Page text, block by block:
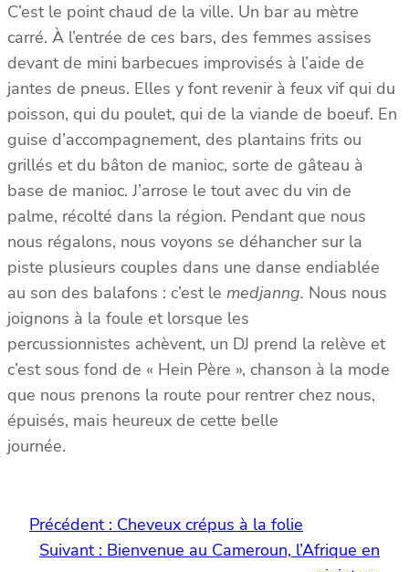
C’est le point chaud de la ville. Un bar au mètre
carré. À l’entrée de ces bars, des femmes assises
devant de mini barbecues improvisés à l’aide de
jantes de pneus. Elles y font revenir à feux vif qui du
poisson, qui du poulet, qui de la viande de boeuf. En
guise d’accompagnement, des plantains frits ou
grillés et du bâton de manioc, sorte de gâteau à
base de manioc. J’arrose le tout avec du vin de
palme, récolté dans la région. Pendant que nous
nous régalons, nous voyons se déhancher sur la
piste plusieurs couples dans une danse endiablée
au son des balafons : c’est le medjanng. Nous nous
joignons à la foule et lorsque les
percussionnistes achèvent, un DJ prend la relève et
c’est sous fond de « Hein Père », chanson à la mode
que nous prenons la route pour rentrer chez nous,
épuisés, mais heureux de cette belle
journée.
Précédent : Cheveux crépus à la folie
Suivant : Bienvenue au Cameroun, l’Afrique en